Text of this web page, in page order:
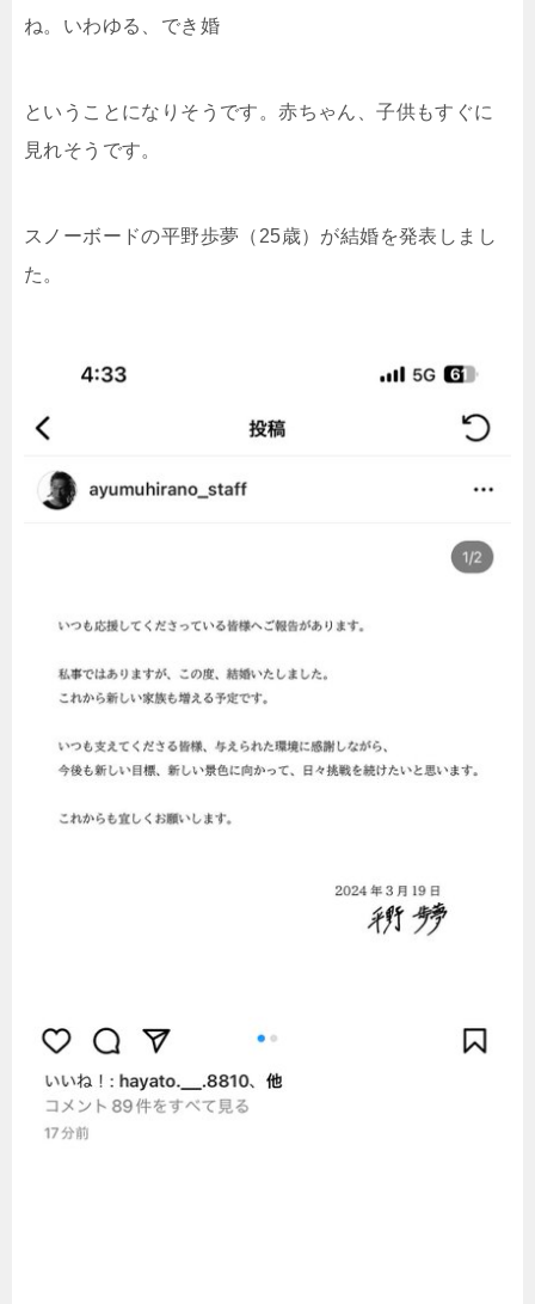
ね。いわゆる、でき婚
ということになりそうです。赤ちゃん、子供もすぐに
見れそうです。
スノーボードの平野歩夢（25歳）が結婚を発表しまし
た。